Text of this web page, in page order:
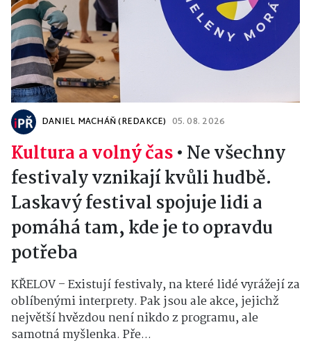
DANIEL MACHÁŇ (REDAKCE) 05. 08. 2026
Kultura a volný čas• Ne všechny
festivaly vznikají kvůli hudbě.
Laskavý festival spojuje lidi a
pomáhá tam, kde je to opravdu
potřeba
KŘELOV – Existují festivaly, na které lidé vyrážejí za
oblíbenými interprety. Pak jsou ale akce, jejichž
největší hvězdou není nikdo z programu, ale
samotná myšlenka. Pře...